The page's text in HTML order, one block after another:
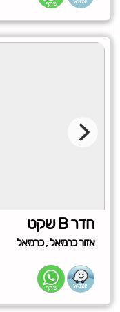
חדר B שקט
אזור כרמיאל ,כרמיאל